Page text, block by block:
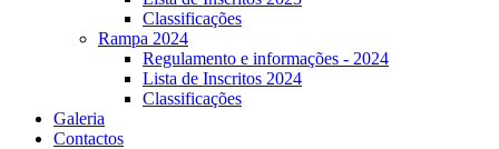
Classificações
Rampa 2024
Regulamento e informações - 2024
Lista de Inscritos 2024
Classificações
Galeria
Contactos